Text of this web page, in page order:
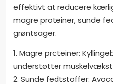
effektivt at reducere
magre proteiner, sunde
grøntsager.
1. Magre proteiner:
understøtter
2. Sunde fedtstoffer: